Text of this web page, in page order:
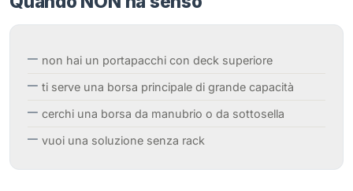
non hai un portapacchi con deck superiore
ti serve una borsa principale di grande capacità
cerchi una borsa da manubrio o da sottosella
vuoi una soluzione senza rack